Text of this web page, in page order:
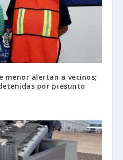
menor alertan a vecinos;
por presunto